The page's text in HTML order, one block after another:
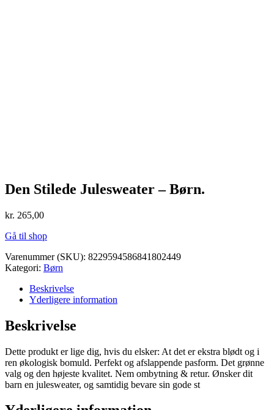
Den Stilede Julesweater – Børn.
kr. 265,00
Gå til shop
Varenummer (SKU): 8229594586841802449
Kategori: Børn
Beskrivelse
Yderligere information
Beskrivelse
Dette produkt er lige dig, hvis du elsker: At det er ekstra blødt og i
ren økologisk bomuld. Perfekt og afslappende pasform. Det grønne
valg og den højeste kvalitet. Nem ombytning & retur. Ønsker dit
barn en julesweater, og samtidig bevare sin gode st